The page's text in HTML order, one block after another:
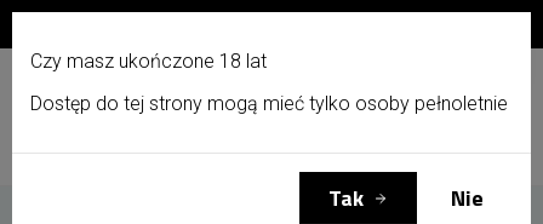
Menu Zaloguj się Koszyk (0)
Zestaw Kasztanki i Jagermeister
Czy masz ukończone 18 lat
Dostęp do tej strony mogą mieć tylko osoby pełnoletnie
Tak Nie